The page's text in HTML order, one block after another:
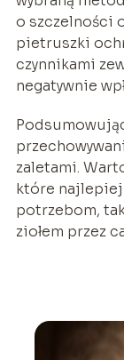
o szczelności
pietruszki
czynnikami
negatywnie
zaletami.
które
potrzebom,
ziołem przez